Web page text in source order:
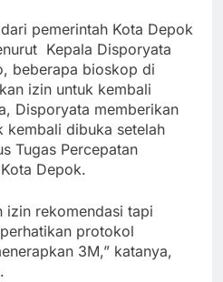
pemerintah Kota Depok
Kepala Disporyata
beberapa bioskop di
izin untuk kembali
Disporyata memberikan
kembali dibuka setelah
Tugas Percepatan
Depok.
izin rekomendasi tapi
protokol
3M,” katanya,